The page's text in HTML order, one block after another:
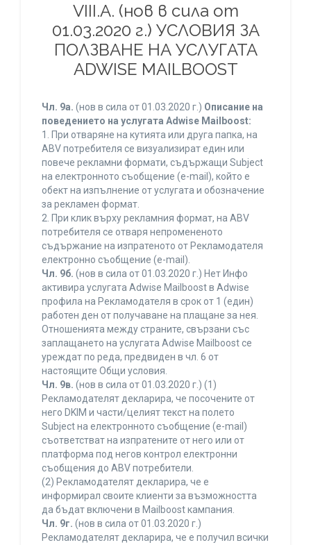
VIII.A. (нов в сила от
01.03.2020 г.) УСЛОВИЯ ЗА
ПОЛЗВАНЕ НА УСЛУГАТА
ADWISE MAILBOOST
Чл. 9а. (нов в сила от 01.03.2020 г.) Описание на
поведението на услугата Adwise Mailboost:
1. При отваряне на кутията или друга папка, на
ABV потребителя се визуализират един или
повече рекламни формати, съдържащи Subject
на електронното съобщение (e-mail), който е
обект на изпълнение от услугата и обозначение
за рекламен формат.
2. При клик върху рекламния формат, на ABV
потребителя се отваря непромененото
съдържание на изпратеното от Рекламодателя
електронно съобщение (e-mail).
Чл. 9б. (нов в сила от 01.03.2020 г.) Нет Инфо
активира услугата Adwise Mailboost в Adwise
профила на Рекламодателя в срок от 1 (един)
работен ден от получаване на плащане за нея.
Отношенията между страните, свързани със
заплащането на услугата Adwise Mailboost се
уреждат по реда, предвиден в чл. 6 от
настоящите Общи условия.
Чл. 9в. (нов в сила от 01.03.2020 г.) (1)
Рекламодателят декларира, че посочените от
него DKIM и части/целият текст на полето
Subject на електронното съобщение (e-mail)
съответстват на изпратените от него или от
платформа под негов контрол електронни
съобщения до ABV потребители.
(2) Рекламодателят декларира, че е
информирал своите клиенти за възможността
да бъдат включени в Mailboost кампания.
Чл. 9г. (нов в сила от 01.03.2020 г.)
Рекламодателят декларира, че е получил всички